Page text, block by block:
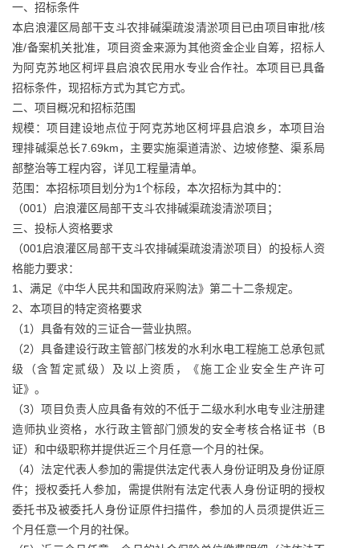
一、招标条件
本启浪灌区局部干支斗农排碱渠疏浚清淤项目已由项目审批/核
准/备案机关批准，项目资金来源为其他资金企业自筹，招标人
为阿克苏地区柯坪县启浪农民用水专业合作社。本项目已具备
招标条件，现招标方式为其它方式。
二、项目概况和招标范围
规模：项目建设地点位于阿克苏地区柯坪县启浪乡，本项目治
理排碱渠总长7.69km，主要实施渠道清淤、边坡修整、渠系局
部整治等工程内容，详见工程量清单。
范围：本招标项目划分为1个标段，本次招标为其中的：
（001）启浪灌区局部干支斗农排碱渠疏浚清淤项目；
三、投标人资格要求
（001启浪灌区局部干支斗农排碱渠疏浚清淤项目）的投标人资
格能力要求：
1、满足《中华人民共和国政府采购法》第二十二条规定。
2、本项目的特定资格要求
（1）具备有效的三证合一营业执照。
（2）具备建设行政主管部门核发的水利水电工程施工总承包贰
级（含暂定贰级）及以上资质，《施工企业安全生产许可
证》。
（3）项目负责人应具备有效的不低于二级水利水电专业注册建
造师执业资格，水行政主管部门颁发的安全考核合格证书（B
证）和中级职称并提供近三个月任意一个月的社保。
（4）法定代表人参加的需提供法定代表人身份证明及身份证原
件；授权委托人参加，需提供附有法定代表人身份证明的授权
委托书及被委托人身份证原件扫描件，参加的人员须提供近三
个月任意一个月的社保。